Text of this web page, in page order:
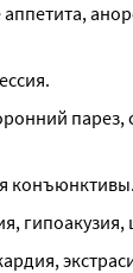
парез,
конъюнктивы.
гипоакузия,